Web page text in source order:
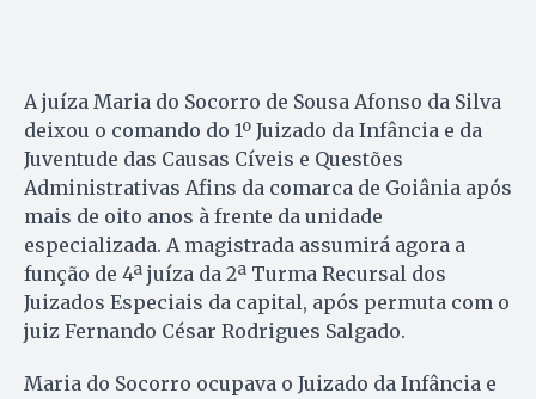
A juíza Maria do Socorro de Sousa Afonso da Silva
deixou o comando do 1º Juizado da Infância e da
Juventude das Causas Cíveis e Questões
Administrativas Afins da comarca de Goiânia após
mais de oito anos à frente da unidade
especializada. A magistrada assumirá agora a
função de 4ª juíza da 2ª Turma Recursal dos
Juizados Especiais da capital, após permuta com o
juiz Fernando César Rodrigues Salgado.
Maria do Socorro ocupava o Juizado da Infância e